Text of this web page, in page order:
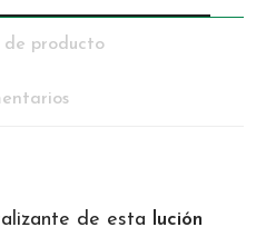
de producto
de esta lución